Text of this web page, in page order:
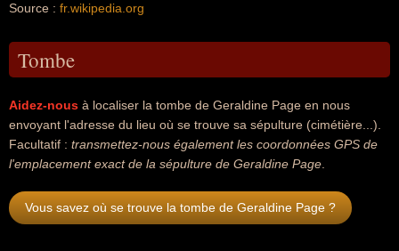
Source : fr.wikipedia.org
Tombe
Aidez-nous à localiser la tombe de Geraldine Page en nous
envoyant l'adresse du lieu où se trouve sa sépulture (cimétière...).
Facultatif : transmettez-nous également les coordonnées GPS de
l'emplacement exact de la sépulture de Geraldine Page
Vous savez où se trouve la tombe de Geraldine Page ?